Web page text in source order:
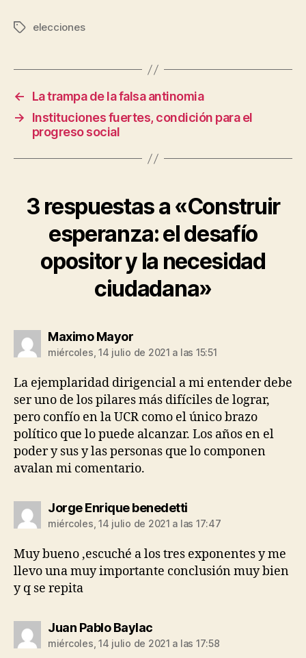
Etiquetas
elecciones
←
La trampa de la falsa antinomia
→
Instituciones fuertes, condición para el
progreso social
3 respuestas a «Construir
esperanza: el desafío
opositor y la necesidad
ciudadana»
Maximo Mayordice:
miércoles, 14 julio de 2021 a las 15:51
La ejemplaridad dirigencial a mi entender debe
ser uno de los pilares más difíciles de lograr,
pero confío en la UCR como el único brazo
político que lo puede alcanzar. Los años en el
poder y sus y las personas que lo componen
avalan mi comentario.
Jorge Enrique benedettidice:
miércoles, 14 julio de 2021 a las 17:47
Muy bueno ,escuché a los tres exponentes y me
llevo una muy importante conclusión muy bien
y q se repita
Juan Pablo Baylacdice:
miércoles, 14 julio de 2021 a las 17:58